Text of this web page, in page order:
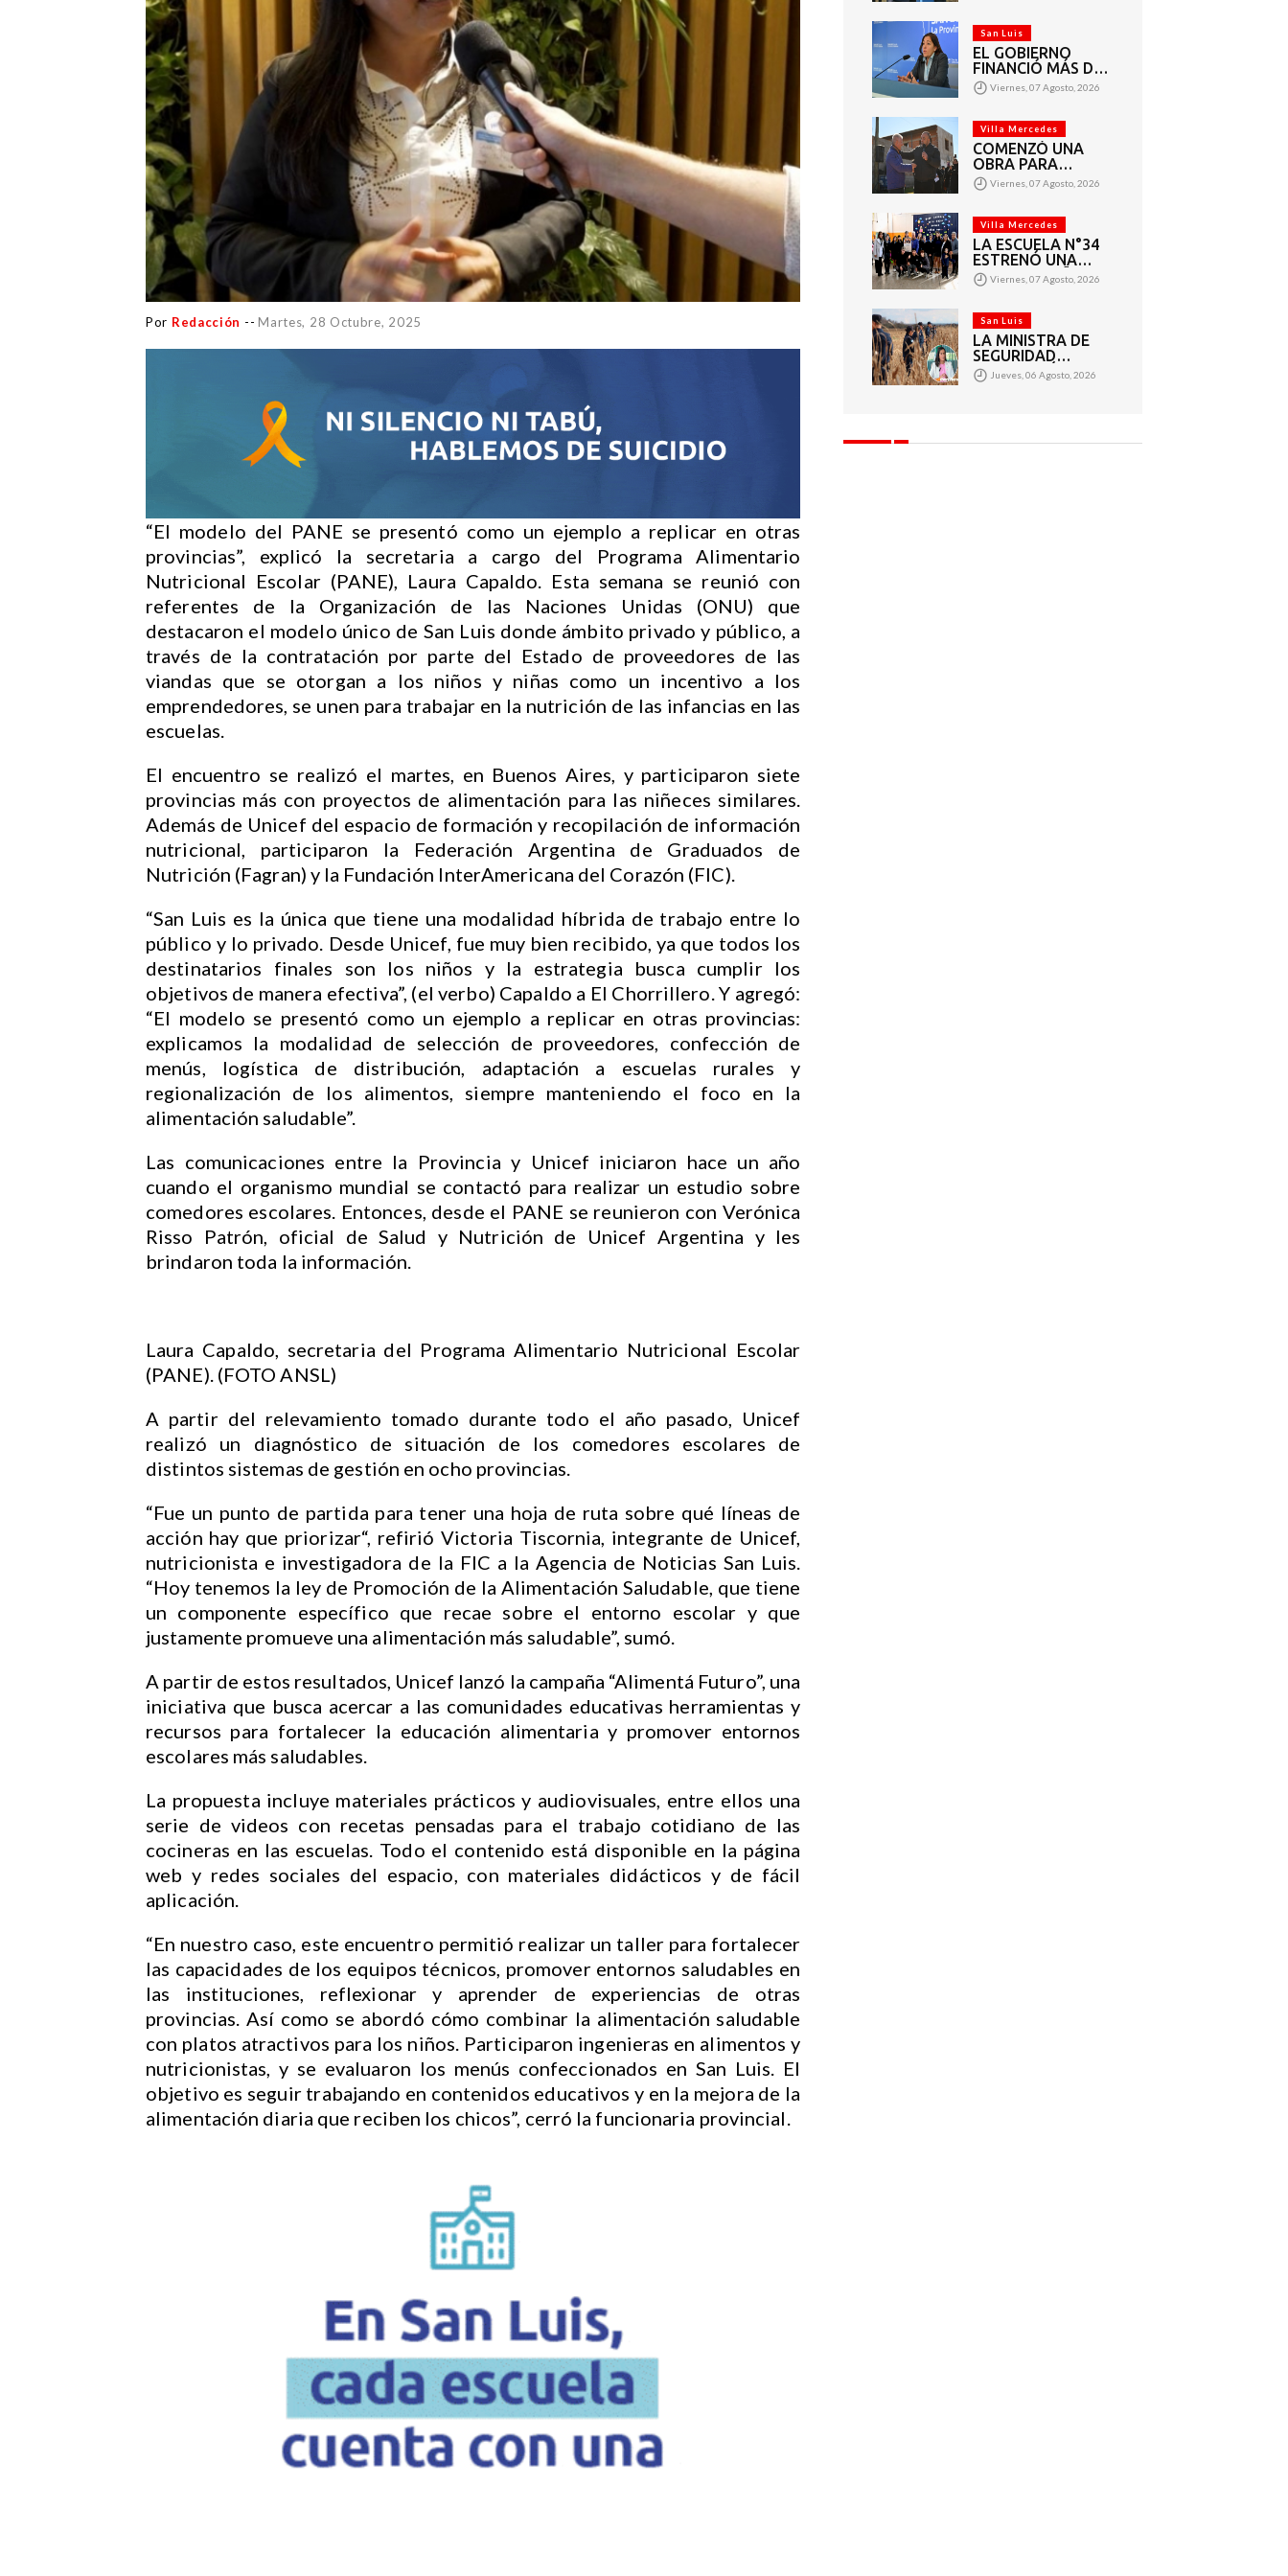
Por Redacción -- Martes, 28 Octubre, 2025
“El modelo del PANE se presentó como un ejemplo a replicar en otras
provincias”, explicó la secretaria a cargo del Programa Alimentario
Nutricional Escolar (PANE), Laura Capaldo. Esta semana se reunió con
referentes de la Organización de las Naciones Unidas (ONU) que
destacaron el modelo único de San Luis donde ámbito privado y público, a
través de la contratación por parte del Estado de proveedores de las
viandas que se otorgan a los niños y niñas como un incentivo a los
emprendedores, se unen para trabajar en la nutrición de las infancias en las
escuelas.
El encuentro se realizó el martes, en Buenos Aires, y participaron siete
provincias más con proyectos de alimentación para las niñeces similares.
Además de Unicef del espacio de formación y recopilación de información
nutricional, participaron la Federación Argentina de Graduados de
Nutrición (Fagran) y la Fundación InterAmericana del Corazón (FIC).
“San Luis es la única que tiene una modalidad híbrida de trabajo entre lo
público y lo privado. Desde Unicef, fue muy bien recibido, ya que todos los
destinatarios finales son los niños y la estrategia busca cumplir los
objetivos de manera efectiva”, (el verbo) Capaldo a El Chorrillero. Y agregó:
“El modelo se presentó como un ejemplo a replicar en otras provincias:
explicamos la modalidad de selección de proveedores, confección de
menús, logística de distribución, adaptación a escuelas rurales y
regionalización de los alimentos, siempre manteniendo el foco en la
alimentación saludable”.
Las comunicaciones entre la Provincia y Unicef iniciaron hace un año
cuando el organismo mundial se contactó para realizar un estudio sobre
comedores escolares. Entonces, desde el PANE se reunieron con Verónica
Risso Patrón, oficial de Salud y Nutrición de Unicef Argentina y les
brindaron toda la información.
Laura Capaldo, secretaria del Programa Alimentario Nutricional Escolar
(PANE). (FOTO ANSL)
A partir del relevamiento tomado durante todo el año pasado, Unicef
realizó un diagnóstico de situación de los comedores escolares de
distintos sistemas de gestión en ocho provincias.
“Fue un punto de partida para tener una hoja de ruta sobre qué líneas de
acción hay que priorizar“, refirió Victoria Tiscornia, integrante de Unicef,
nutricionista e investigadora de la FIC a la Agencia de Noticias San Luis.
“Hoy tenemos la ley de Promoción de la Alimentación Saludable, que tiene
un componente específico que recae sobre el entorno escolar y que
justamente promueve una alimentación más saludable”, sumó.
A partir de estos resultados, Unicef lanzó la campaña “Alimentá Futuro”, una
iniciativa que busca acercar a las comunidades educativas herramientas y
recursos para fortalecer la educación alimentaria y promover entornos
escolares más saludables.
La propuesta incluye materiales prácticos y audiovisuales, entre ellos una
serie de videos con recetas pensadas para el trabajo cotidiano de las
cocineras en las escuelas. Todo el contenido está disponible en la página
web y redes sociales del espacio, con materiales didácticos y de fácil
aplicación.
“En nuestro caso, este encuentro permitió realizar un taller para fortalecer
las capacidades de los equipos técnicos, promover entornos saludables en
las instituciones, reflexionar y aprender de experiencias de otras
provincias. Así como se abordó cómo combinar la alimentación saludable
con platos atractivos para los niños. Participaron ingenieras en alimentos y
nutricionistas, y se evaluaron los menús confeccionados en San Luis. El
objetivo es seguir trabajando en contenidos educativos y en la mejora de la
alimentación diaria que reciben los chicos”, cerró la funcionaria provincial.
San Luis
EL GOBIERNO
FINANCIÓ MÁS DE
1.440 PROYECTOS
SOCIALES A 2.200
TODA LA
PROVINCIA
Viernes, 07 Agosto, 2026
Villa Mercedes
COMENZÓ UNA
OBRA PARA
AMPLIAR LAS
REDES DE AGUA
CLOACAS EN VILLA
MERCEDES
Viernes, 07 Agosto, 2026
Villa Mercedes
LA ESCUELA N°34
ESTRENÓ UNA
SALA DE 3 AÑOS Y
LAS OBRAS QUE
COMPLETAR EL
CICLO
SECUNDARIO
Viernes, 07 Agosto, 2026
San Luis
LA MINISTRA DE
SEGURIDAD
AGRADECIÓ EL
TRABAJO DE MÁS
LA BÚSQUEDA DE
Jueves, 06 Agosto, 2026